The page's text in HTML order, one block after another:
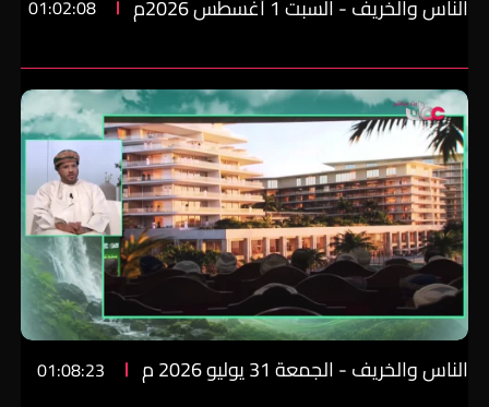
الناس والخريف - السبت 1 أغسطس 2026م 01:02:08
الناس والخريف - الجمعة 31 يوليو 2026 م 01:08:23